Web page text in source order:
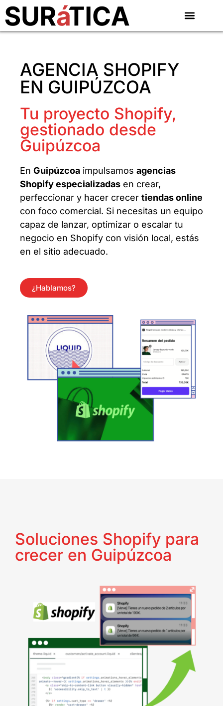
AGENCIA SHOPIFY
EN GUIPÚZCOA
Tu proyecto Shopify,
gestionado desde
Guipúzcoa
En Guipúzcoa impulsamos agencias
Shopify especializadas en crear,
perfeccionar y hacer crecer tiendas online
con foco comercial. Si necesitas un equipo
capaz de lanzar, optimizar o escalar tu
negocio en Shopify con visión local, estás
en el sitio adecuado.
¿Hablamos?
Soluciones Shopify para
crecer en Guipúzcoa